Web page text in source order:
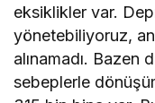
eksiklikler var.
yönetebiliyoruz,
alınamadı. Bazen
sebeplerle